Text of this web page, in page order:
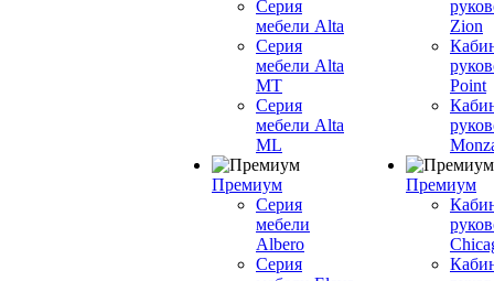
Серия
мебели Alta
Серия
мебели Alta
MT
Серия
мебели Alta
ML
Премиум
Серия
мебели
Albero
Серия
Zion
Point
Премиум